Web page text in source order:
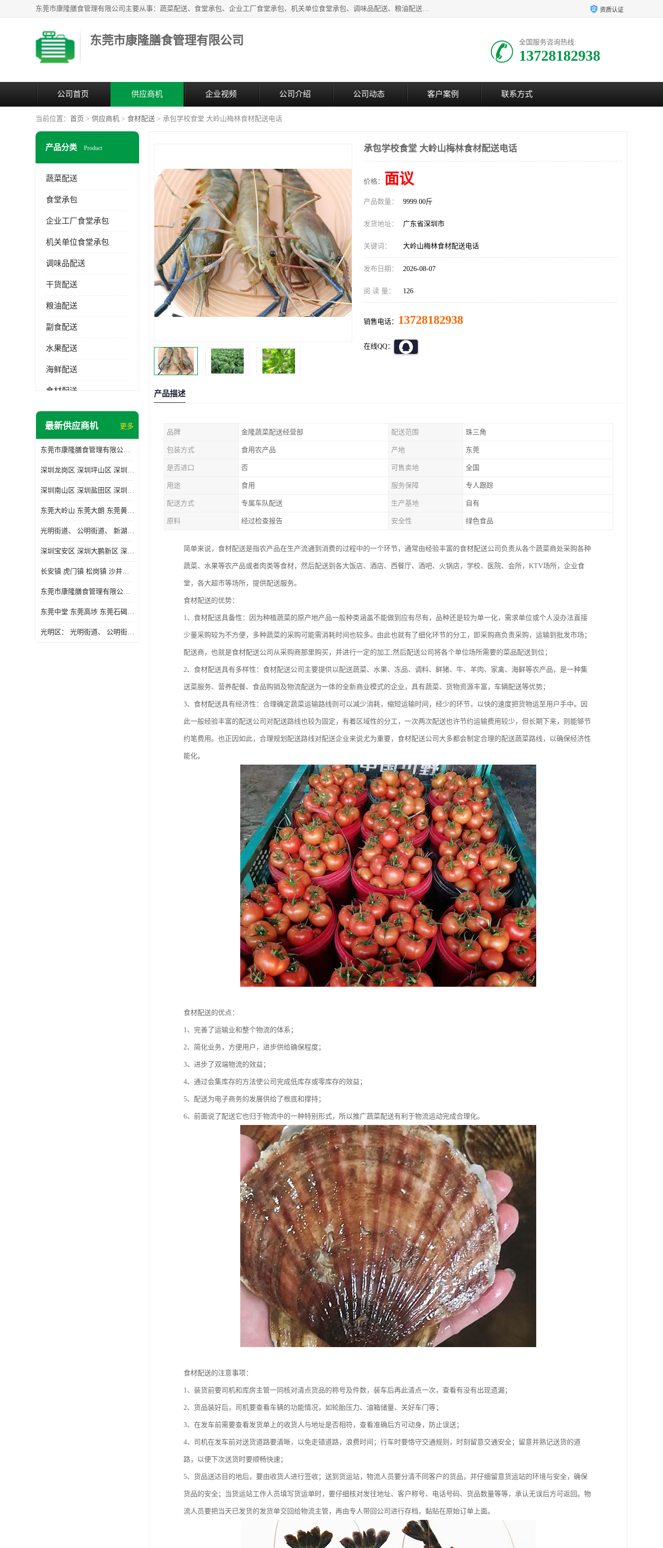
东莞市康隆膳食管理有限公司主要从事：蔬菜配送、食堂承包、企业工厂食堂承包、机关单位食堂承包、调味品配送、粮油配送、干货配送、副食配送、水果配送、海鲜配送等业务，东莞蔬菜配送电话，咨询在线客服。 资质认证
东莞市康隆膳食管理有限公司 全国服务咨询热线:
13728182938
公司首页 供应商机 企业视频 公司介绍 公司动态 客户案例 联系方式
当前位置： 首页 > 供应商机 > 食材配送 > 承包学校食堂 大岭山梅林食材配送电话
产品分类 Product
蔬菜配送
食堂承包
企业工厂食堂承包
机关单位食堂承包
调味品配送
干货配送
粮油配送
副食配送
水果配送
海鲜配送
食材配送
最新供应商机 更多
东莞市康隆膳食管理有限公司主要经营蔬菜配送 东莞食堂承包 光明蔬菜配送 深圳市食堂承包 深圳市蔬菜配送等业务 欢迎咨询了解
深圳龙岗区 深圳坪山区 深圳光明区 深圳龙华区
深圳南山区 深圳盐田区 深圳福田区 深圳罗湖区 深圳龙岗区
东莞大岭山 东莞大朗 东莞黄江 东莞樟木头 蔬菜配送
光明街道、 公明街道、 新湖街道、
深圳宝安区 深圳大鹏新区 深圳特别合作区
长安镇 虎门镇 松岗镇 沙井镇 公明镇 莞城街道 南城街道 东城街道 万江街道 石碣镇 石龙镇 茶山镇 石排镇 企石镇 横沥镇
东莞市康隆膳食管理有限公司 长安蔬菜配送 虎门蔬菜配送 大岭山蔬菜配送
东莞中堂 东莞高埗 东莞石碣 东莞望牛墩 东莞洪梅 东莞道滘 东莞石龙镇 东莞石排镇
光明区： 光明街道、 公明街道、 新湖街道、 凤凰街道、 玉塘街道、 马田街道
承包学校食堂 大岭山梅林食材配送电话
价格： 面议
产品数量： 9999.00斤
发货地址： 广东省深圳市
关键词： 大岭山梅林食材配送电话
发布日期： 2026-08-07
阅 读 量： 126
销售电话： 13728182938
在线QQ：
产品描述
品牌 金隆蔬菜配送经营部 配送范围 珠三角
包装方式 食用农产品 产地 东莞
是否进口 否 可售卖地 全国
用途 食用 服务保障 专人跟踪
配送方式 专属车队配送 生产基地 自有
原料 经过检查报告 安全性 绿色食品
简单来说，食材配送是指农产品在生产流通到消费的过程中的一个环节，通常由经验丰富的食材配送公司负责从各个蔬菜商处采购各种
蔬菜、水果等农产品或者肉类等食材，然后配送到各大饭店、酒店、西餐厅、酒吧、火锅店，学校、医院、会所，KTV场所，企业食
堂，各大超市等场所，提供配送服务。
食材配送的优势：
1、食材配送具备性：因为种植蔬菜的原产地产品一般种类涵盖不能做到应有尽有，品种还是较为单一化，需求单位或个人没办法直接
少量采购较为不方便，多种蔬菜的采购可能需消耗时间也较多。由此也就有了细化环节的分工，即采购商负责采购，运输到批发市场；
配送商，也就是食材配送公司从采购商那里购买，并进行一定的加工;然后配送公司将各个单位场所需要的菜品配送到位；
2、食材配送具有多样性：食材配送公司主要提供以配送蔬菜、水果、冻品、调料、鲜猪、牛、羊肉、家禽、海鲜等农产品，是一种集
送菜服务、营养配餐、食品购销及物流配送为一体的全新商业模式的企业，具有蔬菜、货物资源丰富，车辆配送等优势；
3、食材配送具有经济性：合理确定蔬菜运输路线则可以减少消耗，缩短运输时间，经少的环节，以快的速度把货物运至用户手中。因
此一般经验丰富的配送公司对配送路线也较为固定，有着区域性的分工，一次两次配送也许节约运输费用较少，但长期下来，则能够节
约笔费用。也正因如此，合理规划配送路线对配送企业来说尤为重要，食材配送公司大多都会制定合理的配送蔬菜路线，以确保经济性
能化。
食材配送的优点：
1、完善了运输业和整个物流的体系；
2、简化业务，方便用户，进步供给确保程度；
3、进步了双端物流的效益；
4、通过会集库存的方法使公司完成低库存或零库存的效益；
5、配送为电子商务的发展供给了根底和撑持；
6、前面说了配送它也归于物流中的一种特别形式，所以推广蔬菜配送有利于物流运动完成合理化。
食材配送的注意事项：
1、装货前要司机和库房主管一同核对清点货品的称号及件数，装车后再此清点一次，查看有没有出现遗漏；
2、货品装好后，司机要查看车辆的功能情况，如轮胎压力、油箱储量、关好车门等；
3、在发车前需要查看发货单上的收货人与地址是否相符，查看准确后方可动身，防止误送；
4、司机在发车前对送货道路要清晰，以免走错道路，浪费时间；行车时要恪守交通规则，时刻留意交通安全；留意并熟记送货的道
路，以便下次送货时要顺畅快速；
5、货品送达目的地后，要由收货人进行签收；送到货运站，物流人员要分清不同客户的货品，并仔细留意货运站的环境与安全，确保
货品的安全；当货运站工作人员填写货运单时，要仔细核对发往地址、客户称号、电话号码、货品数量等等，承认无误后方可返回。物
流人员要把当天已发货的发货单交回给物流主管，再由专人带回公司进行存档，黏贴在原始订单上面。